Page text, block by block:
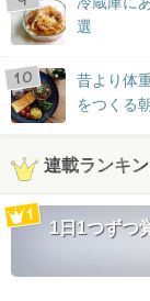
選
昔より体
をつくる
連載ランキ
1日1つずつ